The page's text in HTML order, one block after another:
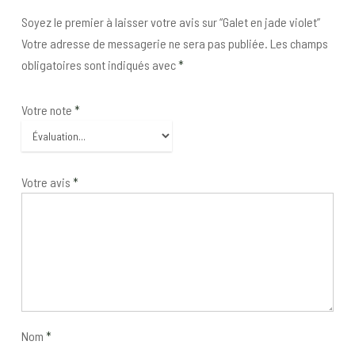
Soyez le premier à laisser votre avis sur “Galet en jade violet”
Votre adresse de messagerie ne sera pas publiée. Les champs
obligatoires sont indiqués avec*
Votre note *
Votre avis *
Nom *